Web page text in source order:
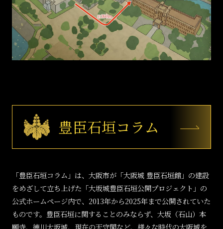
豊臣石垣コラム
「豊臣石垣コラム」は、大阪市が「大阪城 豊臣石垣館」の建設
をめざして立ち上げた「大坂城豊臣石垣公開プロジェクト」の
公式ホームページ内で、2013年から2025年まで公開されていた
ものです。豊臣石垣に関することのみならず、大坂（石山）本
願寺、徳川大坂城、現在の天守閣など、様々な時代の大阪城を